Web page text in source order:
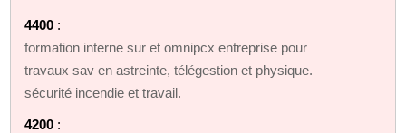
4400 :
formation interne sur et omnipcx entreprise pour
travaux sav en astreinte, télégestion et physique.
sécurité incendie et travail.
4200 :